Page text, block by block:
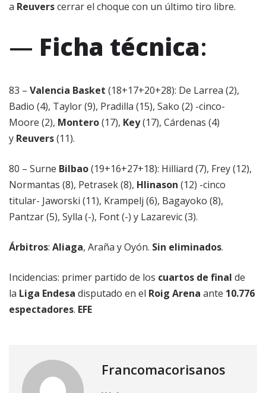
a Reuverscerrar el choque con un último tiro libre.
— Ficha técnica:
83 – Valencia Basket (18+17+20+28): De Larrea (2),
Badio (4), Taylor (9), Pradilla (15), Sako (2) -cinco-
Moore (2), Montero(17), Key(17), Cárdenas (4)
y Reuvers(11).
80 – Surne Bilbao(19+16+27+18): Hilliard (7), Frey (12),
Normantas (8), Petrasek (8), Hlinason (12) -cinco
titular- Jaworski (11), Krampelj (6), Bagayoko (8),
Pantzar (5), Sylla (-), Font (-) y Lazarevic (3).
Árbitros: Aliaga, Araña y Oyón. Sin eliminados.
Incidencias: primer partido de los cuartos de final de
la Liga Endesa disputado en el Roig Arena ante 10.776
espectadores. EFE
Francomacorisanos